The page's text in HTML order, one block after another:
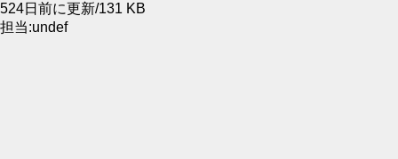
524日前に更新/131 KB
担当:undef